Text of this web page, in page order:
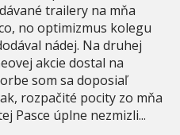
trailery na mňa
no optimizmus kolegu
nádej. Na druhej
akcie dostal na
som sa doposiaľ
rozpačité pocity zo mňa
Pasce úplne nezmizli...